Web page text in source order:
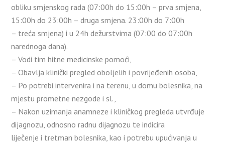
obliku smjenskog rada (07:00h do 15:00h – prva smjena,
15:00h do 23:00h – druga smjena. 23:00h do 7:00h
– treća smjena) i u 24h dežurstvima (07:00 do 07:00h
narednoga dana).
– Vodi tim hitne medicinske pomoći,
– Obavlja klinički pregled oboljelih i povrijeđenih osoba,
– Po potrebi intervenira i na terenu, u domu bolesnika, na
mjestu prometne nezgode i sl.,
– Nakon uzimanja anamneze i kliničkog pregleda utvrđuje
dijagnozu, odnosno radnu dijagnozu te indicira
liječenje i tretman bolesnika, kao i potrebu upućivanja u